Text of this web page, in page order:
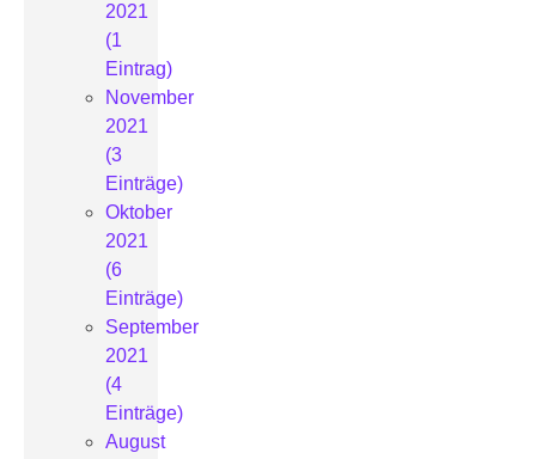
2021
(1
Eintrag)
November
2021
(3
Einträge)
Oktober
2021
(6
Einträge)
September
2021
(4
Einträge)
August